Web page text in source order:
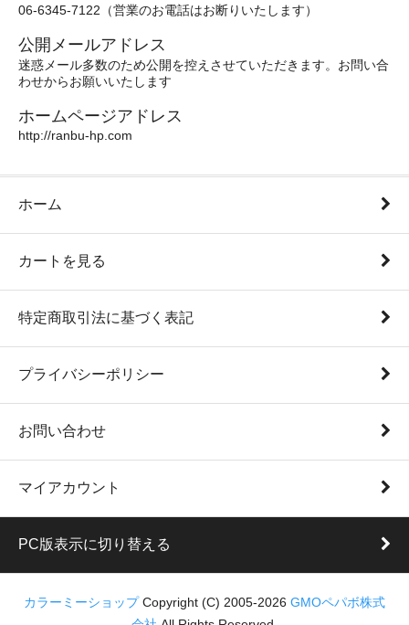
06-6345-7122（営業のお電話はお断りいたします）
公開メールアドレス
迷惑メール多数のため公開を控えさせていただきます。お問い合
わせからお願いいたします
ホームページアドレス
http://ranbu-hp.com
ホーム
カートを見る
特定商取引法に基づく表記
プライバシーポリシー
お問い合わせ
マイアカウント
PC版表示に切り替える
カラーミーショップ Copyright (C) 2005-2026 GMOペパボ株式